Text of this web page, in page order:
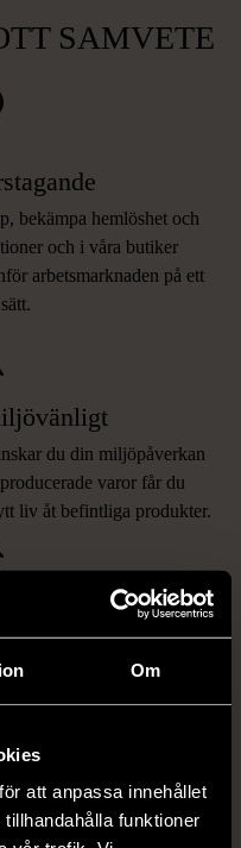
Om
att anpassa innehållet
funktioner
SAMVETE
bekämpa hemlöshet och
och i våra butiker
arbetsmarknaden på ett
du din miljöpåverkan
varor får du
liv åt befintliga produkter.
allt från kläder och möbler